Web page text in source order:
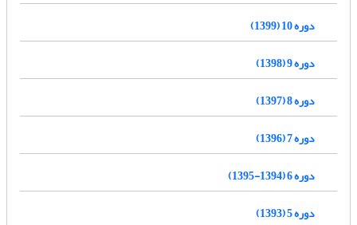
دوره 10 (1399)
دوره 9 (1398)
دوره 8 (1397)
دوره 7 (1396)
دوره 6 (1394-1395)
دوره 5 (1393)